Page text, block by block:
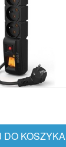
DO KOSZYKA